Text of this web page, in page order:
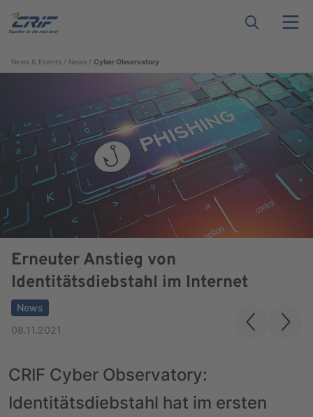
News & Events News Cyber Observatory
Erneuter Anstieg von
Identitätsdiebstahl im Internet
News
08.11.2021
CRIF Cyber Observatory:
Identitätsdiebstahl hat im ersten